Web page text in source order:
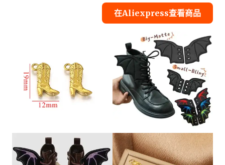
在Aliexpress查看商品